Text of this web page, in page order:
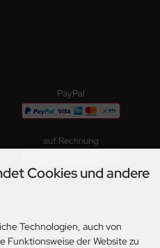
PayPal
auf Rechnung
Cookies und andere
Technologien, auch von
der Website zu